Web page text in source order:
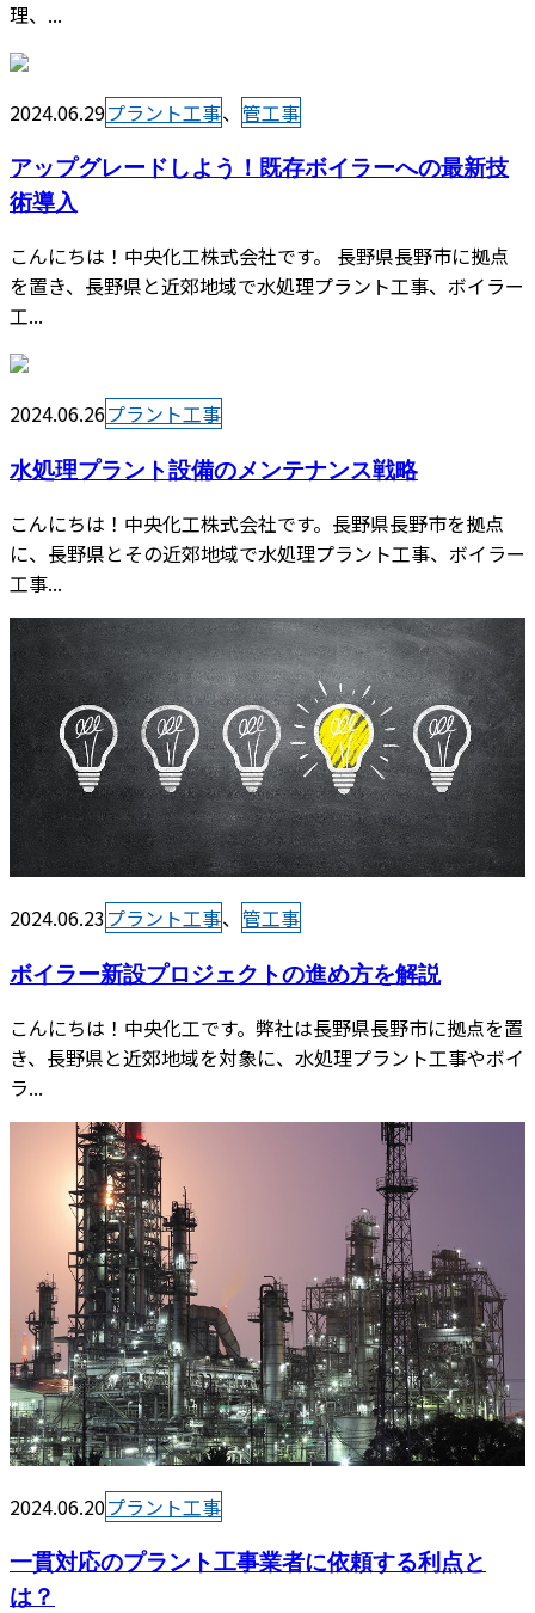
理、...
2024.06.29プラント工事、 管工事
アップグレードしよう！既存ボイラーへの最新技
術導入
こんにちは！中央化工株式会社です。 長野県長野市に拠点
を置き、長野県と近郊地域で水処理プラント工事、ボイラー
工...
2024.06.26プラント工事
水処理プラント設備のメンテナンス戦略
こんにちは！中央化工株式会社です。長野県長野市を拠点
に、長野県とその近郊地域で水処理プラント工事、ボイラー
工事...
2024.06.23プラント工事、 管工事
ボイラー新設プロジェクトの進め方を解説
こんにちは！中央化工です。弊社は長野県長野市に拠点を置
き、長野県と近郊地域を対象に、水処理プラント工事やボイ
ラ...
2024.06.20プラント工事
一貫対応のプラント工事業者に依頼する利点と
は？